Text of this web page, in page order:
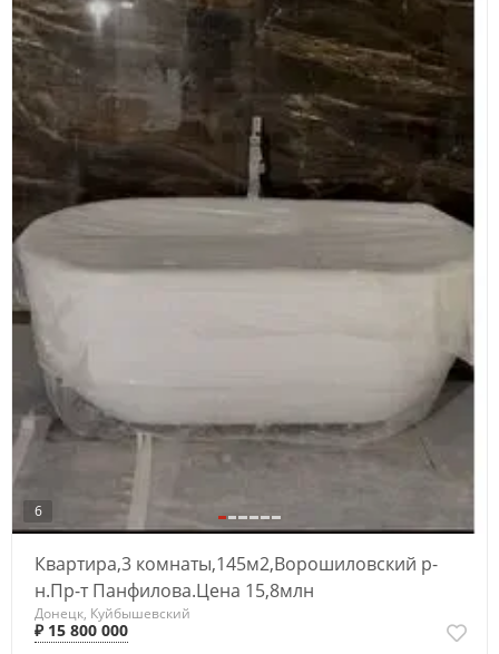
6
Квартира,3 комнаты,145м2,Ворошиловский р-
н.Пр-т Панфилова.Цена 15,8млн
Донецк, Куйбышевский
₽ 15 800 000